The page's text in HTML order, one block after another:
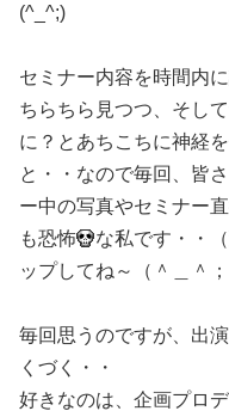
(^_^;)
セミナー内容を時間内
ちらちら見つつ、そし
に？とあちこちに神経
と・・なので毎回、皆
ー中の写真やセミナー
も恐怖
な私です・・
ップしてね～（＾＿＾；
毎回思うのですが、出
くづく・・
好きなのは、企画プロ